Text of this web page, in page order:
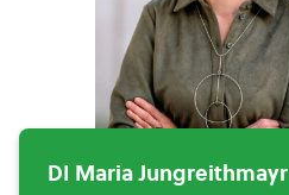
DI Maria Jungreithmayr